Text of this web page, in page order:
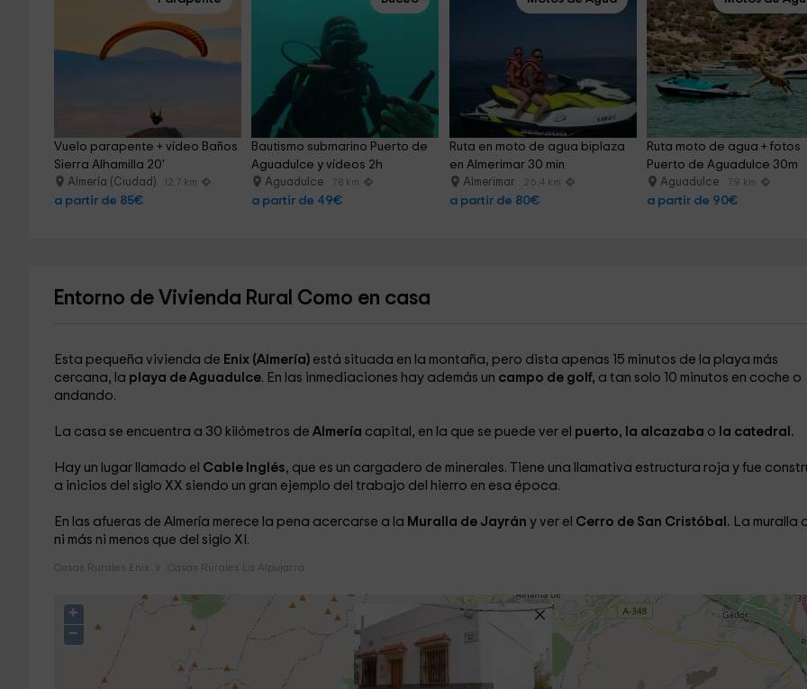
Vuelo parapente + vídeo Baños
Sierra Alhamilla 20'
Almería (Ciudad) 12.7 km
a partir de 85€
Bautismo submarino Puerto de
Aguadulce y vídeos 2h
Aguadulce 7.8 km
a partir de 49€
Ruta en moto de agua biplaza
en Almerimar 30 min
Almerimar 26.4 km
a partir de 80€
Ruta moto de agua + fotos
Puerto de Aguadulce 30m
Aguadulce 7.9 km
a partir de 90€
Entorno de Vivienda Rural Como en casa
Esta pequeña vivienda de Enix (Almería)está situada en la montaña, pero dista apenas 15 minutos de la playa más
cercana, la playa de Aguadulce. En las inmediaciones hay además un campo de golf, a tan solo 10 minutos en coche o
andando.
La casa se encuentra a 30 kilómetros de Almería capital, en la que se puede ver el puerto, la alcazaba o la catedral.
Hay un lugar llamado el Cable Inglés, que es un cargadero de minerales. Tiene una llamativa estructura roja y fue
a inicios del siglo XX siendo un gran ejemplo del trabajo del hierro en esa época.
En las afueras de Almería merece la pena acercarse a la Muralla de Jayrán y ver el Cerro de San Cristóbal. La muralla
ni más ni menos que del siglo XI.
Casas Rurales Enix Casas Rurales La Alpujarra
+
−